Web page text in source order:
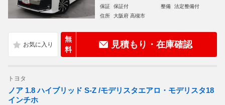
保証 保証付 整備
法定整備付
住所
大阪府 高槻市
無
料
見積もり・在庫確認
トヨタ
ノア 1.8 ハイブリッド S-Z /モデリスタエアロ・モデリスタ18
インチホ